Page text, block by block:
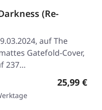
(Re-
auf The
Gatefold-Cover,
237…
Regulärer
25,99 €